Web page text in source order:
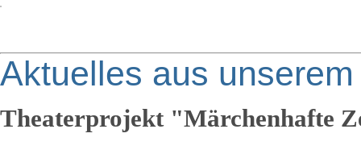
Aktuelles aus
Theaterprojekt "Märchenhafte